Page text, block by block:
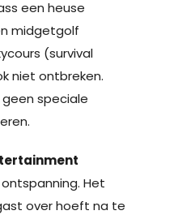
een heuse
midgetgolf
(survival
niet ontbreken.
speciale
Het
over hoeft na te